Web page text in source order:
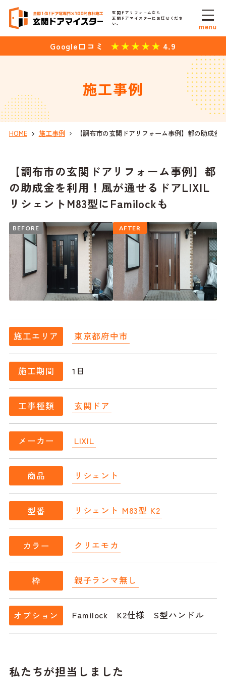
玄関ドアリフォ－ムなら
玄関ドアマイスターにお任せくださ
い。
Google口コミ 4.9
menu
施工事例
HOME 施工事例 【調布市の玄関ドアリフォーム事例】都の助成
【調布市の玄関ドアリフォーム事例】都
の助成金を利用！風が通せるドアLIXIL
リシェントM83型にFamilockも
BEFORE AFTER
施工エリア 東京都府中市
施工期間 1日
工事種類 玄関ドア
メーカー LIXIL
商品 リシェント
型番 リシェント M83型 K2
カラー クリエモカ
枠 親子ランマ無し
オプション Familock K2仕様 S型ハンドル
私たちが担当しました